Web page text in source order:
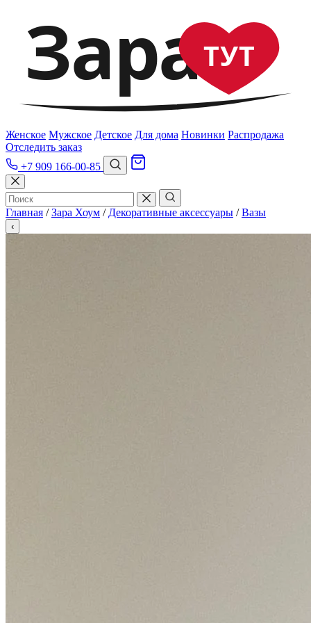
ЗараТУТ
Женское Мужское Детское Для дома Новинки Распродажа
Отследить заказ
+7 909 166-00-85
Главная / Зара Хоум / Декоративные аксессуары / Вазы
‹